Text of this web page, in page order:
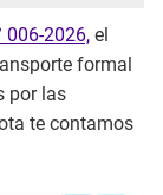
006-2026, el
formal
por las
te contamos